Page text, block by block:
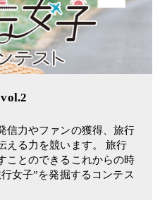
信力やファンの獲得、旅行
える力を競います。 旅行
ことのできるこれからの時
女子”を発掘するコンテス